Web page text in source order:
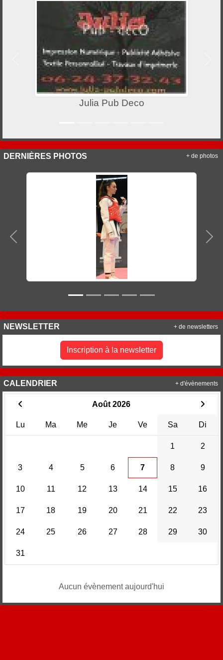
Julia Pub Deco
Précedent
DERNIÈRES PHOTOS
Précedent
+ de photos
NEWSLETTER
Inscription à la newsletter
+ de newsletters
CALENDRIER
Août 2026
Lu Ma Me Je Ve Sa Di
1 2
3 4 5 6 7 8 9
10 11 12 13 14 15 16
17 18 19 20 21 22 23
24 25 26 27 28 29 30
31
Aucun évènement aujourd'hui
+ d'évènements